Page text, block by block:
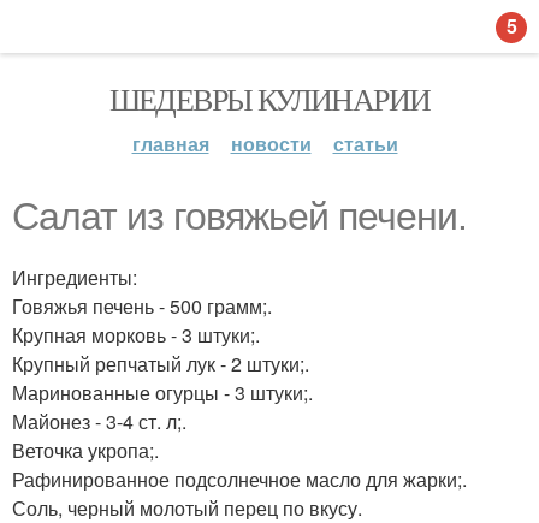
ШЕДЕВРЫ КУЛИНАРИИ
главная новости статьи
Салат из говяжьей печени.
Ингредиенты:
Говяжья печень - 500 грамм;.
Крупная морковь - 3 штуки;.
Крупный репчатый лук - 2 штуки;.
Маринованные огурцы - 3 штуки;.
Майонез - 3-4 ст. л;.
Веточка укропа;.
Рафинированное подсолнечное масло для жарки;.
Соль, черный молотый перец по вкусу.
5